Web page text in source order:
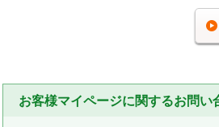
お客様マイページに関するお問い